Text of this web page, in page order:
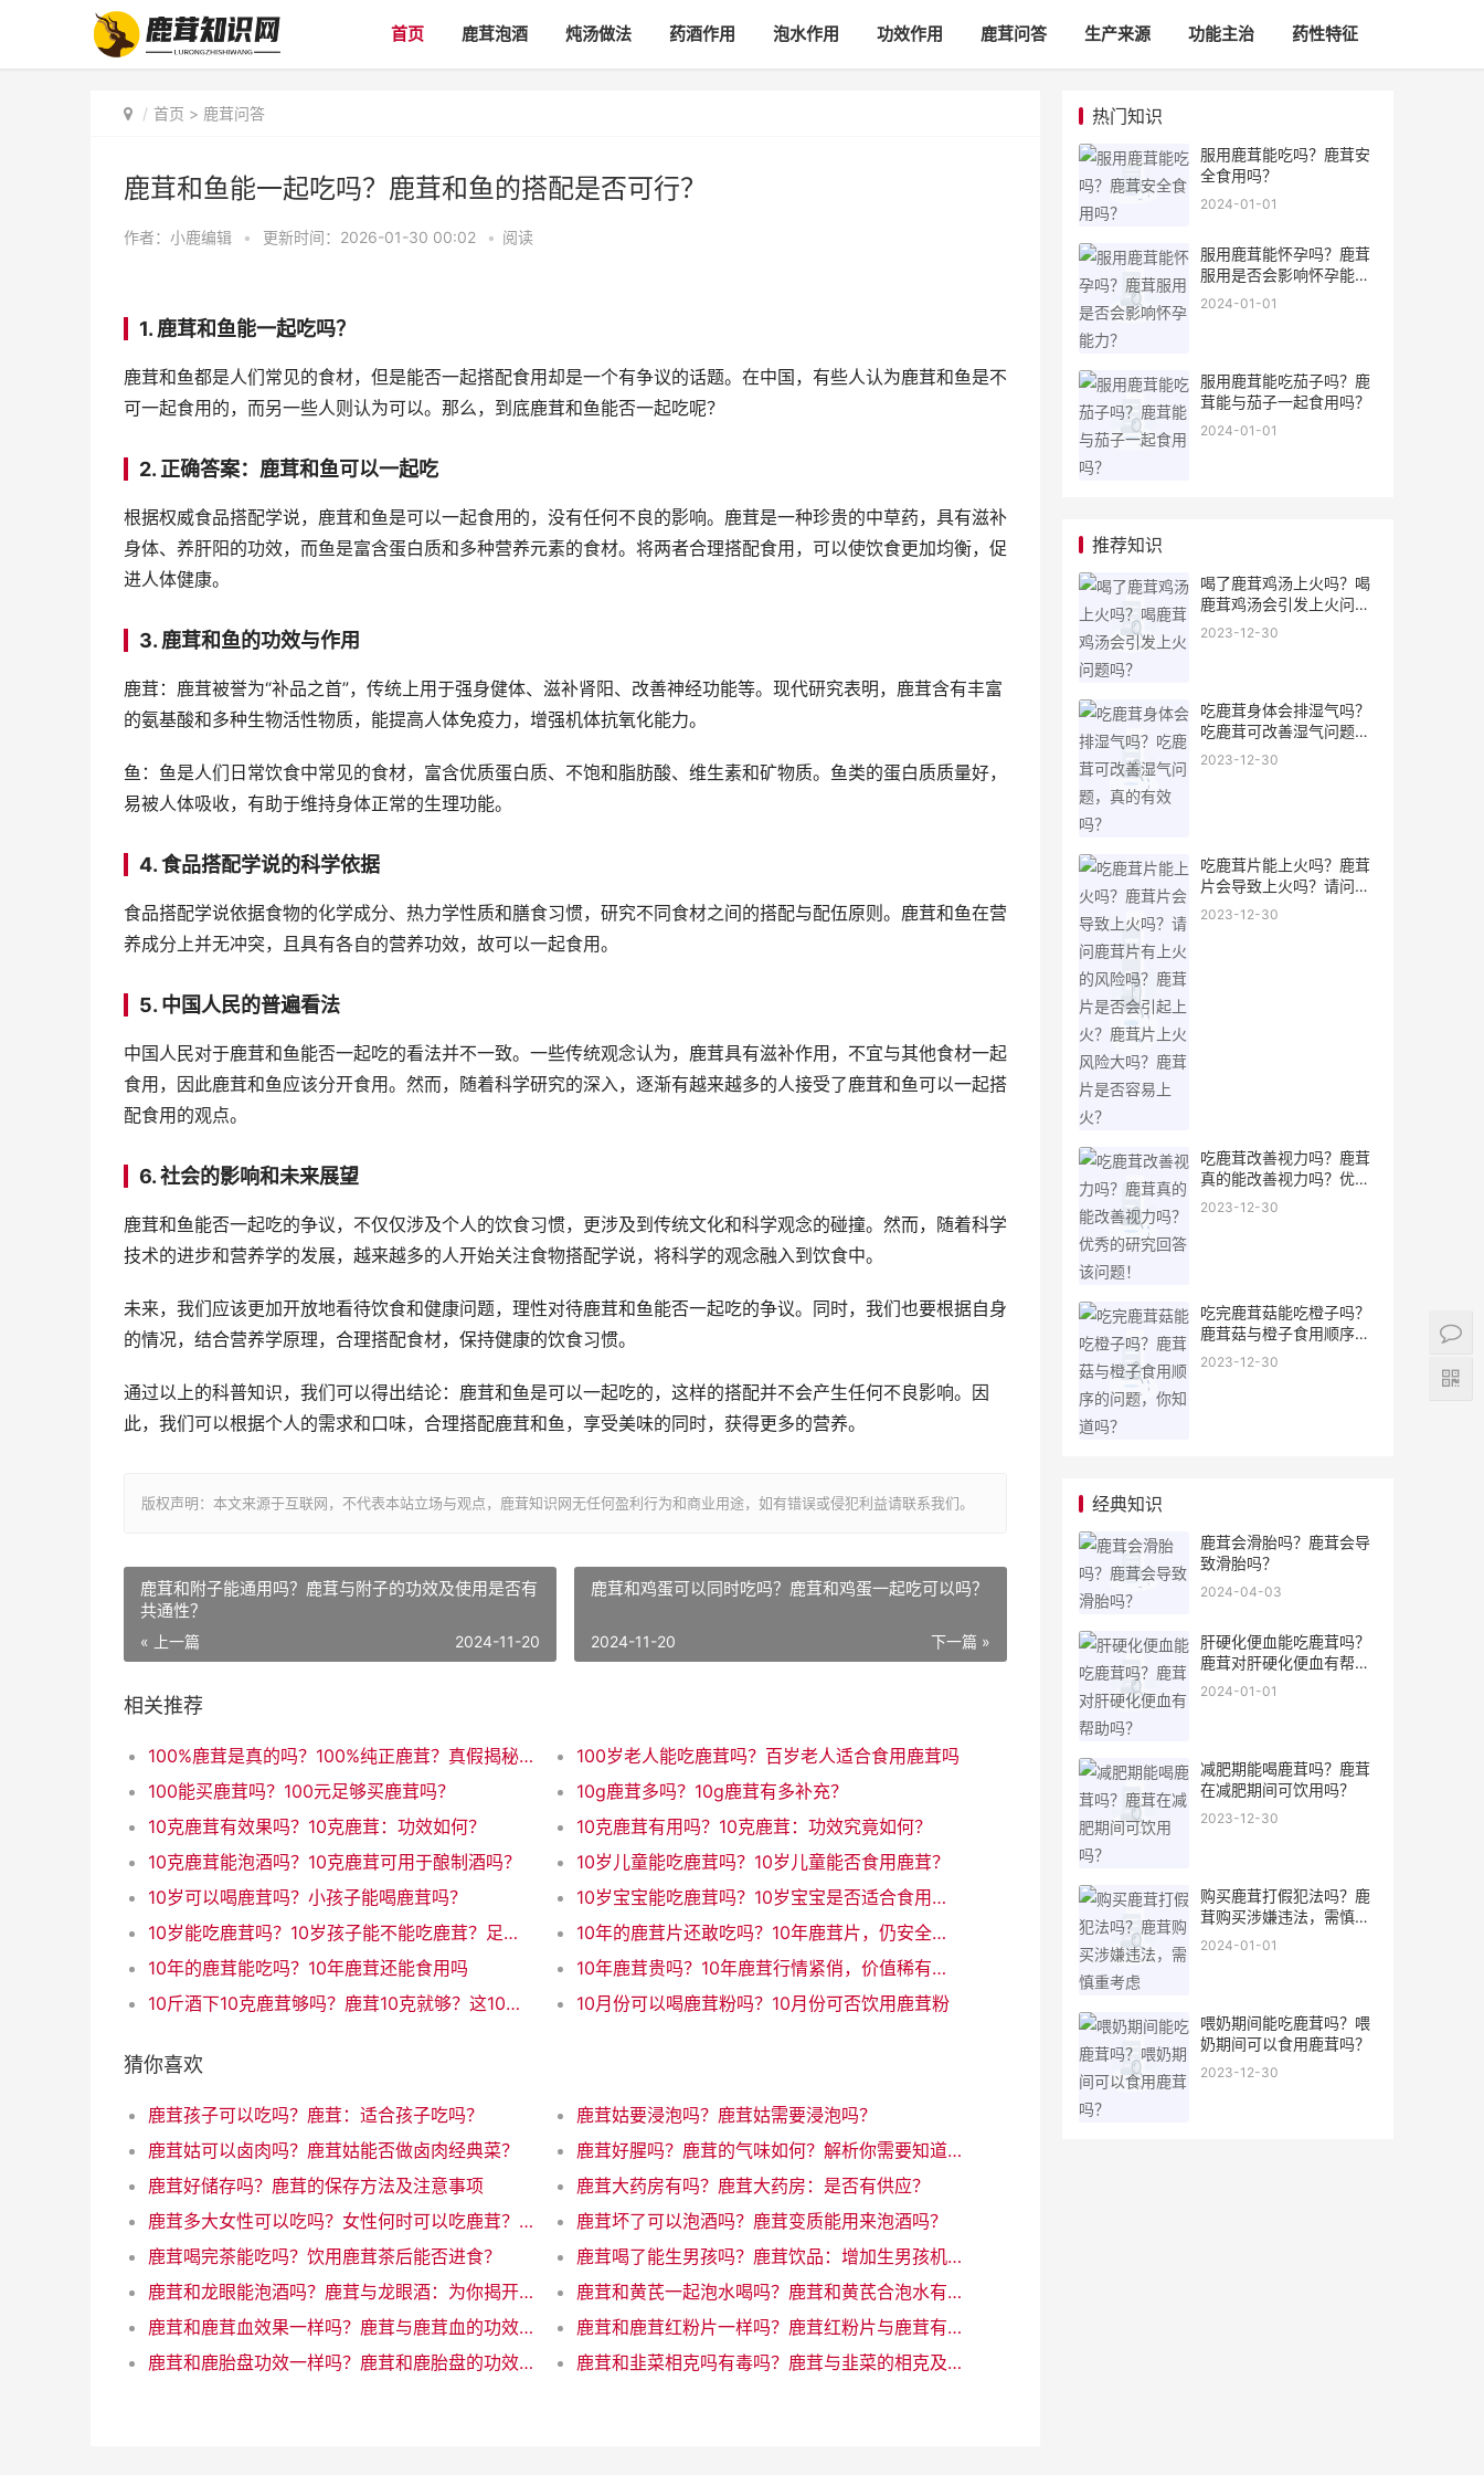
首页 鹿茸泡酒 炖汤做法 药酒作用 泡水作用 功效作用 鹿茸问答 生产来源 功能主治 药性特征
首页 > 鹿茸问答
鹿茸和鱼能一起吃吗？鹿茸和鱼的搭配是否可行？
作者： 小鹿编辑 • 更新时间：2026-01-30 00:02 • 阅读
1. 鹿茸和鱼能一起吃吗？
鹿茸和鱼都是人们常见的食材，但是能否一起搭配食用却是一个有争议的话题。在中国，有些人认为鹿茸和鱼是不
可一起食用的，而另一些人则认为可以。那么，到底鹿茸和鱼能否一起吃呢？
2. 正确答案：鹿茸和鱼可以一起吃
根据权威食品搭配学说，鹿茸和鱼是可以一起食用的，没有任何不良的影响。鹿茸是一种珍贵的中草药，具有滋补
身体、养肝阳的功效，而鱼是富含蛋白质和多种营养元素的食材。将两者合理搭配食用，可以使饮食更加均衡，促
进人体健康。
3. 鹿茸和鱼的功效与作用
鹿茸：鹿茸被誉为“补品之首”，传统上用于强身健体、滋补肾阳、改善神经功能等。现代研究表明，鹿茸含有丰富
的氨基酸和多种生物活性物质，能提高人体免疫力，增强机体抗氧化能力。
鱼：鱼是人们日常饮食中常见的食材，富含优质蛋白质、不饱和脂肪酸、维生素和矿物质。鱼类的蛋白质质量好，
易被人体吸收，有助于维持身体正常的生理功能。
4. 食品搭配学说的科学依据
食品搭配学说依据食物的化学成分、热力学性质和膳食习惯，研究不同食材之间的搭配与配伍原则。鹿茸和鱼在营
养成分上并无冲突，且具有各自的营养功效，故可以一起食用。
5. 中国人民的普遍看法
中国人民对于鹿茸和鱼能否一起吃的看法并不一致。一些传统观念认为，鹿茸具有滋补作用，不宜与其他食材一起
食用，因此鹿茸和鱼应该分开食用。然而，随着科学研究的深入，逐渐有越来越多的人接受了鹿茸和鱼可以一起搭
配食用的观点。
6. 社会的影响和未来展望
鹿茸和鱼能否一起吃的争议，不仅仅涉及个人的饮食习惯，更涉及到传统文化和科学观念的碰撞。然而，随着科学
技术的进步和营养学的发展，越来越多的人开始关注食物搭配学说，将科学的观念融入到饮食中。
未来，我们应该更加开放地看待饮食和健康问题，理性对待鹿茸和鱼能否一起吃的争议。同时，我们也要根据自身
的情况，结合营养学原理，合理搭配食材，保持健康的饮食习惯。
通过以上的科普知识，我们可以得出结论：鹿茸和鱼是可以一起吃的，这样的搭配并不会产生任何不良影响。因
此，我们可以根据个人的需求和口味，合理搭配鹿茸和鱼，享受美味的同时，获得更多的营养。
版权声明：本文来源于互联网，不代表本站立场与观点，鹿茸知识网无任何盈利行为和商业用途，如有错误或侵犯利益请联系我们。
鹿茸和附子能通用吗？鹿茸与附子的功效及使用是否有
共通性？
« 上一篇 2024-11-20
鹿茸和鸡蛋可以同时吃吗？鹿茸和鸡蛋一起吃可以吗？
下一篇 »
2024-11-20
相关推荐
100%鹿茸是真的吗？100%纯正鹿茸？真假揭秘！
100岁老人能吃鹿茸吗？百岁老人适合食用鹿茸吗
100能买鹿茸吗？100元足够买鹿茸吗？
10g鹿茸多吗？10g鹿茸有多补充？
10克鹿茸有效果吗？10克鹿茸：功效如何？
10克鹿茸有用吗？10克鹿茸：功效究竟如何？
10克鹿茸能泡酒吗？10克鹿茸可用于酿制酒吗？
10岁儿童能吃鹿茸吗？10岁儿童能否食用鹿茸？
10岁可以喝鹿茸吗？小孩子能喝鹿茸吗？
10岁宝宝能吃鹿茸吗？10岁宝宝是否适合食用鹿茸
10岁能吃鹿茸吗？10岁孩子能不能吃鹿茸？足够安全吗？
10年的鹿茸片还敢吃吗？10年鹿茸片，仍安全食用吗？
10年的鹿茸能吃吗？10年鹿茸还能食用吗
10年鹿茸贵吗？10年鹿茸行情紧俏，价值稀有又贵吗？
10斤酒下10克鹿茸够吗？鹿茸10克就够？这10斤酒大开销！（31字）
10月份可以喝鹿茸粉吗？10月份可否饮用鹿茸粉
猜你喜欢
鹿茸孩子可以吃吗？鹿茸：适合孩子吃吗？
鹿茸姑要浸泡吗？鹿茸姑需要浸泡吗？
鹿茸姑可以卤肉吗？鹿茸姑能否做卤肉经典菜？
鹿茸好腥吗？鹿茸的气味如何？解析你需要知道的所有
鹿茸好储存吗？鹿茸的保存方法及注意事项
鹿茸大药房有吗？鹿茸大药房：是否有供应？
鹿茸多大女性可以吃吗？女性何时可以吃鹿茸？了解年龄限制
鹿茸坏了可以泡酒吗？鹿茸变质能用来泡酒吗？
鹿茸喝完茶能吃吗？饮用鹿茸茶后能否进食？
鹿茸喝了能生男孩吗？鹿茸饮品：增加生男孩机会的魔力饮料
鹿茸和龙眼能泡酒吗？鹿茸与龙眼酒：为你揭开神秘配对的奇迹！
鹿茸和黄芪一起泡水喝吗？鹿茸和黄芪合泡水有什么好处
鹿茸和鹿茸血效果一样吗？鹿茸与鹿茸血的功效一样吗？
鹿茸和鹿茸红粉片一样吗？鹿茸红粉片与鹿茸有何差异？
鹿茸和鹿胎盘功效一样吗？鹿茸和鹿胎盘的功效相似吗？
鹿茸和韭菜相克吗有毒吗？鹿茸与韭菜的相克及风险
热门知识
服用鹿茸能吃吗？鹿茸安
全食用吗？
2024-01-01
服用鹿茸能怀孕吗？鹿茸
服用是否会影响怀孕能
力？
2024-01-01
服用鹿茸能吃茄子吗？鹿
茸能与茄子一起食用吗？
2024-01-01
推荐知识
喝了鹿茸鸡汤上火吗？喝
鹿茸鸡汤会引发上火问题
吗？
2023-12-30
吃鹿茸身体会排湿气吗？
吃鹿茸可改善湿气问题，
真的有效吗？
2023-12-30
吃鹿茸片能上火吗？鹿茸
片会导致上火吗？请问鹿
茸片有上火的风险吗？鹿
2023-12-30
吃鹿茸改善视力吗？鹿茸
真的能改善视力吗？优秀
的研究回答该问题！
2023-12-30
吃完鹿茸菇能吃橙子吗？
鹿茸菇与橙子食用顺序的
问题，你知道吗？
2023-12-30
经典知识
鹿茸会滑胎吗？鹿茸会导
致滑胎吗？
2024-04-03
肝硬化便血能吃鹿茸吗？
鹿茸对肝硬化便血有帮助
吗？
2024-01-01
减肥期能喝鹿茸吗？鹿茸
在减肥期间可饮用吗？
2023-12-30
购买鹿茸打假犯法吗？鹿
茸购买涉嫌违法，需慎重
考虑
2024-01-01
喂奶期间能吃鹿茸吗？喂
奶期间可以食用鹿茸吗？
2023-12-30